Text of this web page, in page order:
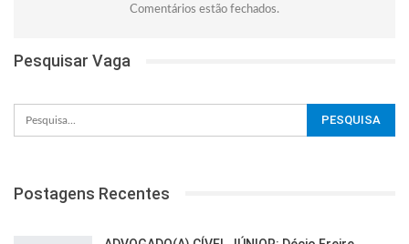
Comentários estão fechados.
Pesquisar Vaga
Postagens Recentes